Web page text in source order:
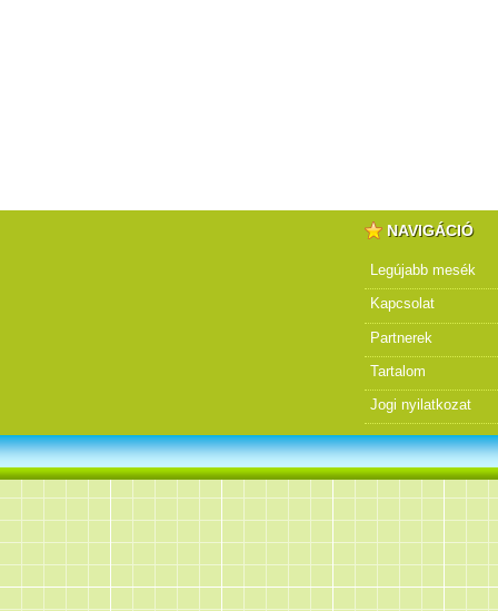
NAVIGÁCIÓ
Legújabb mesék
Kapcsolat
Partnerek
Tartalom
Jogi nyilatkozat